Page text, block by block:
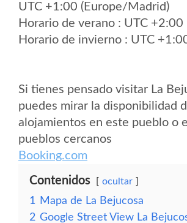
UTC +1:00 (Europe/Madrid)
Horario de verano : UTC +2:00
Horario de invierno : UTC
Si tienes pensado visitar La
puedes mirar la disponibilidad
alojamientos en este pueblo o
pueblos cercanos
Booking.com
Contenidos ocultar
1
Mapa de La Bejucosa
2 Google Street View La